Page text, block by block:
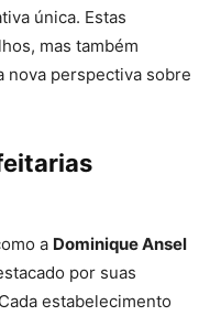
única. Estas
mas também
nova perspectiva sobre
a Dominique Ansel
por suas
estabelecimento